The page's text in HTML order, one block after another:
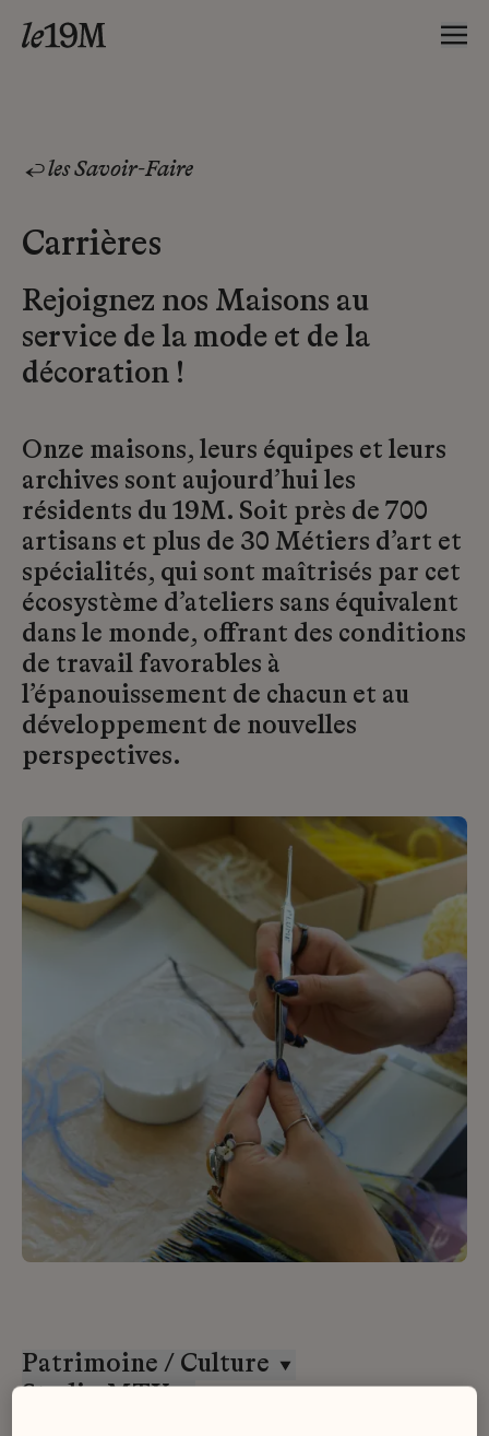
les Savoir-Faire
Carrières
Rejoignez nos Maisons au
service de la mode et de la
décoration !
Onze maisons, leurs équipes et leurs
archives sont aujourd’hui les
résidents du 19M. Soit près de 700
artisans et plus de 30 Métiers d’art et
spécialités, qui sont maîtrisés par cet
écosystème d’ateliers sans équivalent
dans le monde, offrant des conditions
de travail favorables à
l’épanouissement de chacun et au
développement de nouvelles
perspectives.
Patrimoine / Culture
Studio MTX